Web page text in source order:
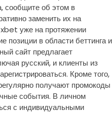
сообщите об этом в
заменить их на
уже на протяжении
позиции в области беттинга и
сайт предлагает
русский, и клиенты из
Кроме того,
получают промокоды
события. В личном
с индивидуальными